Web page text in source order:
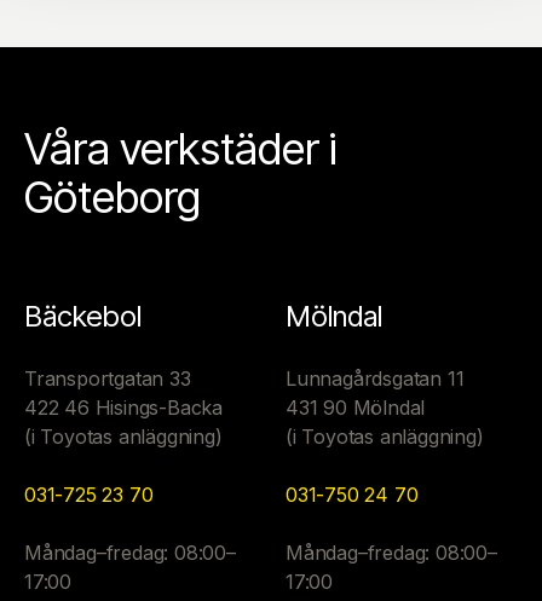
Våra verkstäder i
Göteborg
Bäckebol
Transportgatan 33
422 46 Hisings-Backa
(i Toyotas anläggning)
031-725 23 70
Måndag–fredag: 08:00–
17:00
Mölndal
Lunnagårdsgatan 11
431 90 Mölndal
(i Toyotas anläggning)
031-750 24 70
Måndag–fredag: 08:00–
17:00